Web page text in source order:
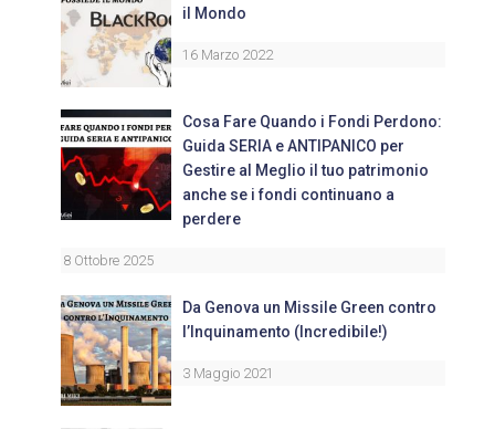
il Mondo
16 Marzo 2022
Cosa Fare Quando i Fondi Perdono:
Guida SERIA e ANTIPANICO per
Gestire al Meglio il tuo patrimonio
anche se i fondi continuano a
perdere
8 Ottobre 2025
Da Genova un Missile Green contro
l’Inquinamento (Incredibile!)
3 Maggio 2021